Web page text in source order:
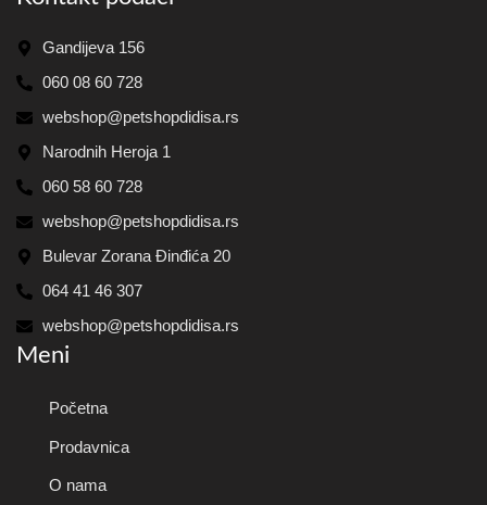
Gandijeva 156
060 08 60 728
webshop@petshopdidisa.rs
Narodnih Heroja 1
060 58 60 728
webshop@petshopdidisa.rs
Bulevar Zorana Đinđića 20
064 41 46 307
webshop@petshopdidisa.rs
Meni
Početna
Prodavnica
O nama